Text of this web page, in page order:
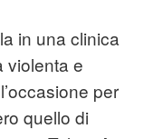
in una clinica
violenta e
per
quello di